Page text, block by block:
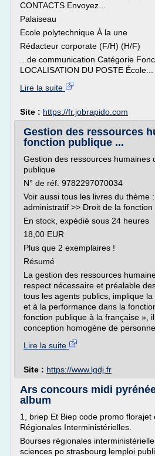
CONTACTS Envoyez...
Palaiseau
Ecole polytechnique À la une
Rédacteur corporate (F/H) (H/F)
...de communication Catégorie
LOCALISATION DU POSTE École...
Lire la suite
Site : https://fr.jobrapido.com
Gestion des ressources
fonction publique ...
Gestion des ressources humaines
publique
N° de réf. 9782297070034
Voir aussi tous les livres du thème
administratif >> Droit de la fonction
En stock, expédié sous 24 heures
18,00 EUR
Plus que 2 exemplaires !
Résumé
La gestion des ressources
respect nécessaire et préalable
tous les agents publics, implique
et à la performance dans la
fonction publique à la française »,
conception homogène de
Lire la suite
Site : https://www.lgdj.fr
Ars concours midi
album
1, briep Et Biep code promo
Régionales Interministérielles.
Bourses régionales
sciences po strasbourg lemploi